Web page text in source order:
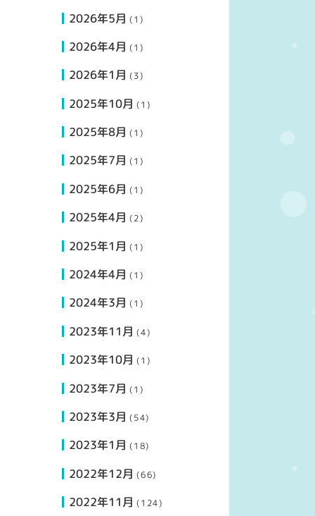
2026年5月 (1)
2026年4月 (1)
2026年1月 (3)
2025年10月 (1)
2025年8月 (1)
2025年7月 (1)
2025年6月 (1)
2025年4月 (2)
2025年1月 (1)
2024年4月 (1)
2024年3月 (1)
2023年11月 (4)
2023年10月 (1)
2023年7月 (1)
2023年3月 (54)
2023年1月 (18)
2022年12月 (66)
2022年11月 (124)